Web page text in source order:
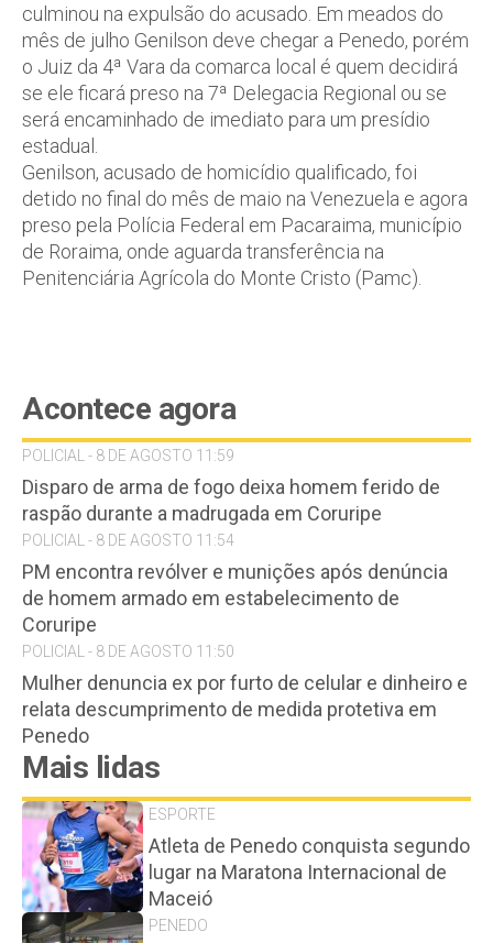
culminou na expulsão do acusado. Em meados do
mês de julho Genilson deve chegar a Penedo, porém
o Juiz da 4ª Vara da comarca local é quem decidirá
se ele ficará preso na 7ª Delegacia Regional ou se
será encaminhado de imediato para um presídio
estadual.
Genilson, acusado de homicídio qualificado, foi
detido no final do mês de maio na Venezuela e agora
preso pela Polícia Federal em Pacaraima, município
de Roraima, onde aguarda transferência na
Penitenciária Agrícola do Monte Cristo (Pamc).
Acontece agora
POLICIAL - 8 DE AGOSTO 11:59
Disparo de arma de fogo deixa homem ferido de
raspão durante a madrugada em Coruripe
POLICIAL - 8 DE AGOSTO 11:54
PM encontra revólver e munições após denúncia
de homem armado em estabelecimento de
Coruripe
POLICIAL - 8 DE AGOSTO 11:50
Mulher denuncia ex por furto de celular e dinheiro e
relata descumprimento de medida protetiva em
Penedo
Mais lidas
ESPORTE
Atleta de Penedo conquista segundo
lugar na Maratona Internacional de
Maceió
PENEDO